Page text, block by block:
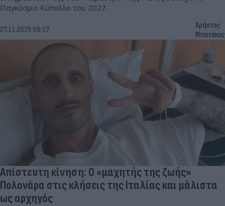
Παγκόσμιο Κύπελλο του 2027.
27.11.2025 08:17
Χρήστος
Μπατάκας
Απίστευτη κίνηση: Ο «μαχητής της ζωής»
Πολονάρα στις κλήσεις της Ιταλίας και μάλιστα
ως αρχηγός